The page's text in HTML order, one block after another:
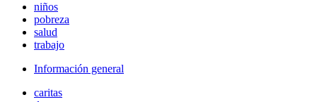
niños
pobreza
salud
trabajo
Información general
caritas